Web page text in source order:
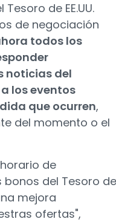
de EE.UU.
de negociación
todos los
noticias del
los eventos
que ocurren,
del momento o el
de
del Tesoro de
mejora
ofertas",